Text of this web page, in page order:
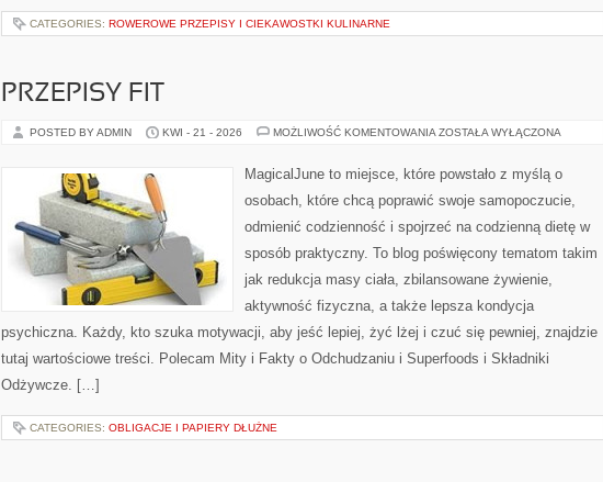
CATEGORIES: ROWEROWE PRZEPISY I CIEKAWOSTKI KULINARNE
PRZEPISY FIT
POSTED BY ADMIN KWI - 21 - 2026 MOŻLIWOŚĆ KOMENTOWANIA PRZEPISY
ZOSTAŁA WYŁĄCZONA
MagicalJune to miejsce, które powstało z myślą o
osobach, które chcą poprawić swoje samopoczucie,
odmienić codzienność i spojrzeć na codzienną dietę w
sposób praktyczny. To blog poświęcony tematom takim
jak redukcja masy ciała, zbilansowane żywienie,
aktywność fizyczna, a także lepsza kondycja
psychiczna. Każdy, kto szuka motywacji, aby jeść lepiej, żyć lżej i czuć się pewniej, znajdzie
tutaj wartościowe treści. Polecam Mity i Fakty o Odchudzaniu i Superfoods i Składniki
Odżywcze. […]
CATEGORIES: OBLIGACJE I PAPIERY DŁUŻNE